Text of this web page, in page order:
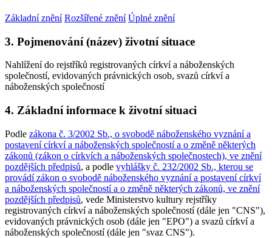
Základní znění Rozšířené znění Úplné znění
3. Pojmenování (název) životní situace
Nahlížení do rejstříků registrovaných církví a náboženských
společností, evidovaných právnických osob, svazů církví a
náboženských společností
4. Základní informace k životní situaci
Podle zákona č. 3/2002 Sb., o svobodě náboženského vyznání a
postavení církví a náboženských společností a o změně některých
zákonů (zákon o církvích a náboženských společnostech), ve znění
pozdějších předpisů, a podle vyhlášky č. 232/2002 Sb., kterou se
provádí zákon o svobodě náboženského vyznání a postavení církví
a náboženských společností a o změně některých zákonů, ve znění
pozdějších předpisů, vede Ministerstvo kultury rejstříky
registrovaných církví a náboženských společností (dále jen "CNS"),
evidovaných právnických osob (dále jen "EPO") a svazů církví a
náboženských společností (dále jen "svaz CNS").